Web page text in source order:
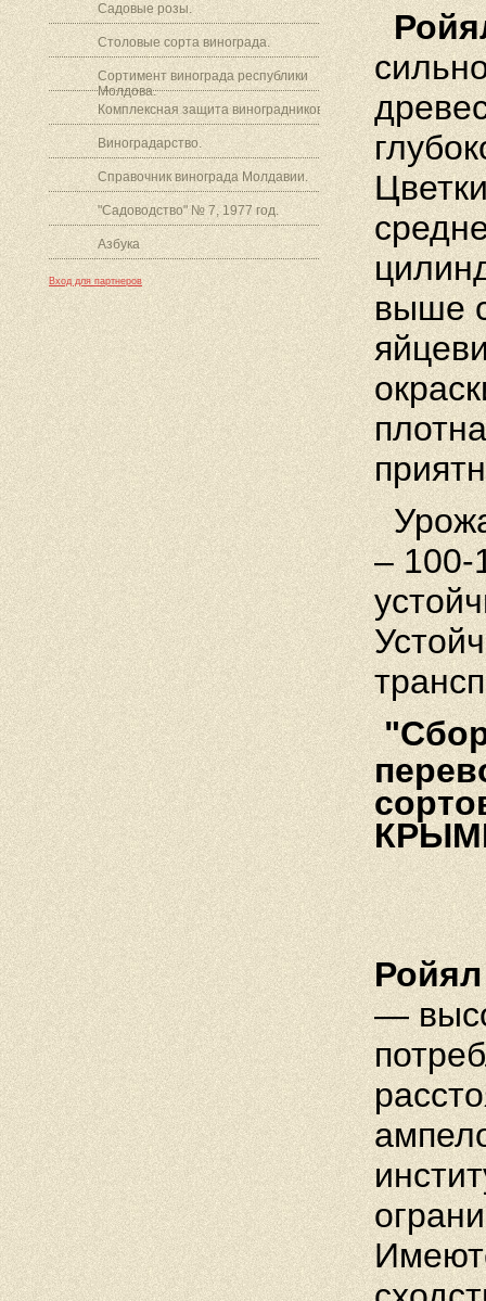
Садовые розы.
Столовые сорта винограда.
Сортимент винограда республики
Молдова.
Комплексная защита виноградников.
Виноградарство.
Справочник винограда Молдавии.
"Садоводство" № 7, 1977 год.
Азбука
Вход для партнеров
выше
– 100-
—